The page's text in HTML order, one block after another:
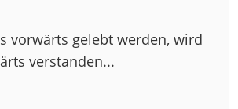
vorwärts gelebt werden, wird
verstanden...